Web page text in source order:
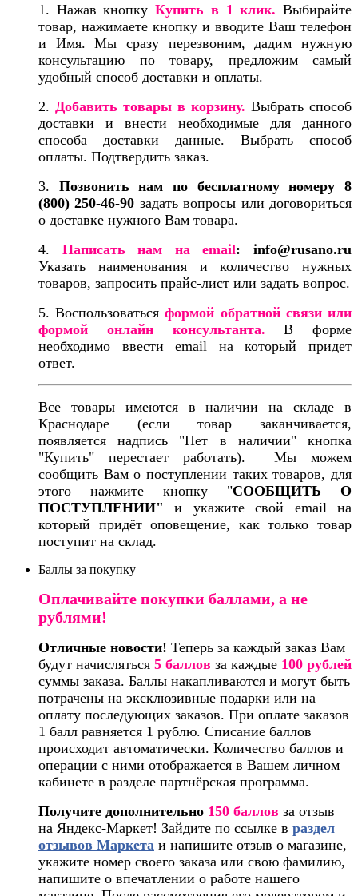
1. Нажав кнопкуКупить в 1 клик. Выбирайте
товар, нажимаете кнопку и вводите Ваш телефон
и Имя. Мы сразу перезвоним, дадим нужную
консультацию по товару, предложим самый
удобный способ доставки и оплаты.
2. Добавить товары в корзину. Выбрать способ
доставки и внести необходимые для данного
способа доставки данные. Выбрать способ
оплаты. Подтвердить заказ.
3. Позвонить нам по бесплатному номеру
8
(800) 250-46-90 задать вопросы или договориться
о доставке нужного Вам товара.
4. Написать нам на email:info@rusano.ru
Указать наименования и количество нужных
товаров, запросить прайс-лист или задать вопрос.
5. Воспользоватьсяформой обратной связи или
формой онлайн консультанта.В форме
необходимо ввести email на который придет
ответ.
Все товары имеются в наличии на складе в
Краснодаре (если товар заканчивается,
появляется надпись "Нет в наличии" кнопка
"Купить" перестает работать). Мы можем
сообщить Вам о поступлении таких товаров, для
этого нажмите кнопку "СООБЩИТЬ О
ПОСТУПЛЕНИИ"и укажите свой email на
который придёт оповещение, как только товар
поступит на склад.
Баллы за покупку
Оплачивайте покупки баллами, а не
рублями!
Отличные новости! Теперь за каждый заказ Вам
будут начисляться 5 баллов за каждые 100 рублей
суммы заказа. Баллы накапливаются и могут быть
потрачены на эксклюзивные подарки или на
оплату последующих заказов. При оплате заказов
1 балл равняется 1 рублю. Списание баллов
происходит автоматически. Количество баллов и
операции с ними отображается в Вашем личном
кабинете в разделе партнёрская программа.
Получите дополнительно 150 баллов за отзыв
на Яндекс-Маркет! Зайдите по ссылке в раздел
отзывов Маркета и напишите отзыв о магазине,
укажите номер своего заказа или свою фамилию,
напишите о впечатлении о работе нашего